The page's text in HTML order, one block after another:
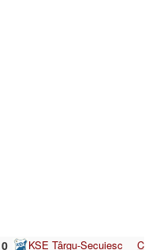
KSE Târgu-Secuiesc C